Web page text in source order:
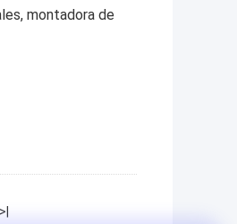
montadora de
>|